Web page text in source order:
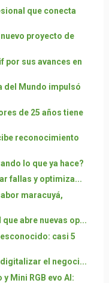
que conecta
proyecto de
por sus avances en
del Mundo impulsó
de 25 años tiene
reconocimiento
lo que ya hace?
fallas y optimiza...
maracuyá,
abre nuevas op...
casi 5
el negoci...
Mini RGB evo AI: